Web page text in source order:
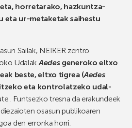
horretarako, hazkuntza-
eta ur-metaketak saihestu
Sailak, NEIKER zentro
UdalakAedesgeneroko eltxo
beste, eltxo tigrea (Aedes
eta kontrolatzeko udal-
. Funtsezko tresna da erakundeek
osasun publikoaren
den erronka horri.